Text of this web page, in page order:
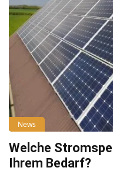
News
Welche
Ihrem Bedarf?